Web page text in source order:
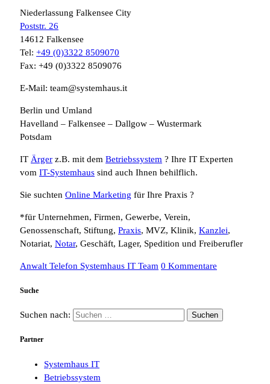
Niederlassung Falkensee City
Poststr. 26
14612 Falkensee
Tel: +49 (0)3322 8509070
Fax: +49 (0)3322 8509076
E-Mail: team@systemhaus.it
Berlin und Umland
Havelland – Falkensee – Dallgow – Wustermark
Potsdam
IT Ärger z.B. mit dem Betriebssystem ? Ihre IT Experten
vom IT-Systemhaus sind auch Ihnen behilflich.
Sie suchten Online Marketing für Ihre Praxis ?
*für Unternehmen, Firmen, Gewerbe, Verein,
Genossenschaft, Stiftung, Praxis, MVZ, Klinik, Kanzlei,
Notariat, Notar, Geschäft, Lager, Spedition und Freiberufler
Anwalt Telefon Systemhaus IT Team 0 Kommentare
Suche
Suchen nach:
Partner
Systemhaus IT
Betriebssystem